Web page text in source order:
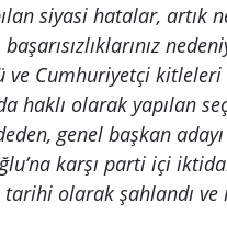
siyasi hatalar, artık
ve Cumhuriyetçi
haklı olarak yapılan
genel başkan
karşı parti içi
olarak şahlandı ve